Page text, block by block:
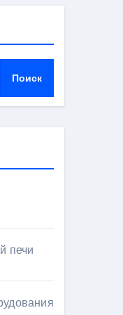
Поиск
печи